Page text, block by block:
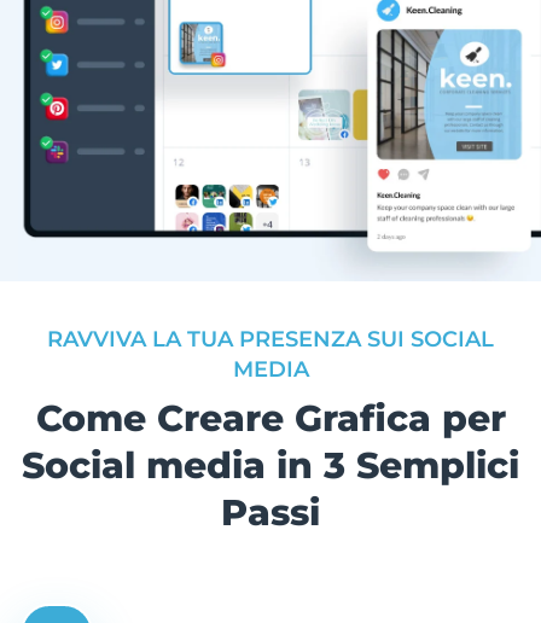
RAVVIVA LA TUA PRESENZA SUI SOCIAL
MEDIA
Come Creare Grafica per
Social media in 3 Semplici
Passi